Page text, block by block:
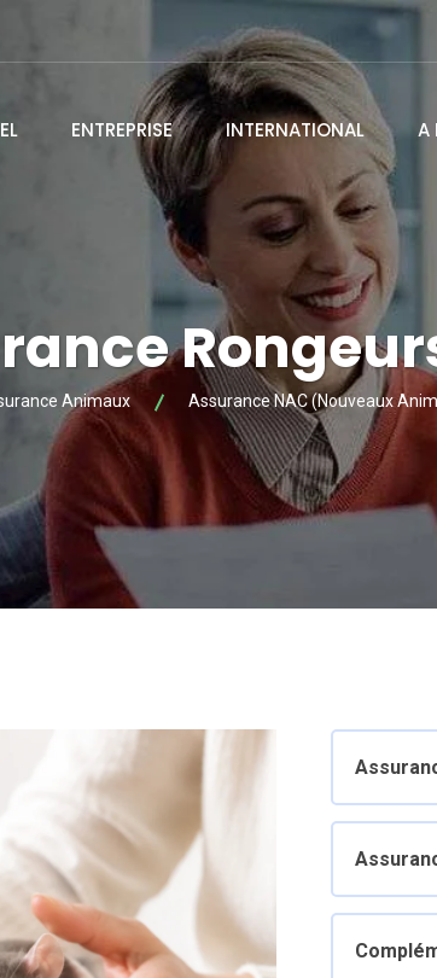
ENTREPRISE INTERNATIONAL A
Animaux Assurance NAC (Nouveaux